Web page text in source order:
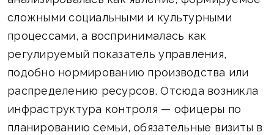
сложными социальными и культурными
процессами, а воспринималась как
регулируемый показатель управления,
подобно нормированию производства или
распределению ресурсов. Отсюда возникла
инфраструктура контроля — офицеры по
планированию семьи, обязательные визиты в